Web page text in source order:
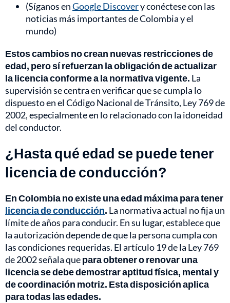
(Síganos enGoogle Discovery conéctese con las
noticias más importantes de Colombia y el
mundo)
Estos cambios no crean nuevas restricciones de
edad, pero sí refuerzan la obligación de actualizar
la licencia conforme a la normativa vigente. La
supervisión se centra en verificar que se cumpla lo
dispuesto en el Código Nacional de Tránsito, Ley 769 de
2002, especialmente en lo relacionado con la idoneidad
del conductor.
¿Hasta qué edad se puede tener
licencia de conducción?
En Colombia no existe una edad máxima para tener
licencia de conducción. La normativa actual no fija un
límite de años para conducir. En su lugar, establece que
la autorización depende de que la persona cumpla con
las condiciones requeridas. El artículo 19 de la Ley 769
de 2002 señala quepara obtener o renovar una
licencia se debe demostrar aptitud física, mental y
de coordinación motriz. Esta disposición aplica
para todas las edades.